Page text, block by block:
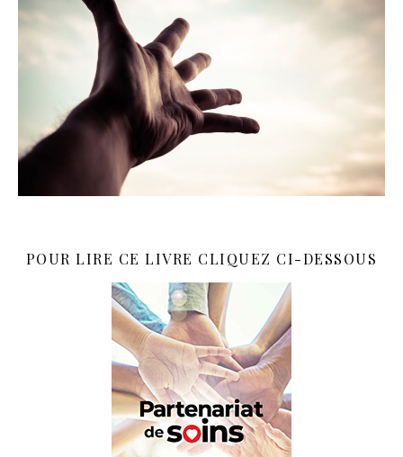
POUR LIRE CE LIVRE CLIQUEZ CI-DESSOUS